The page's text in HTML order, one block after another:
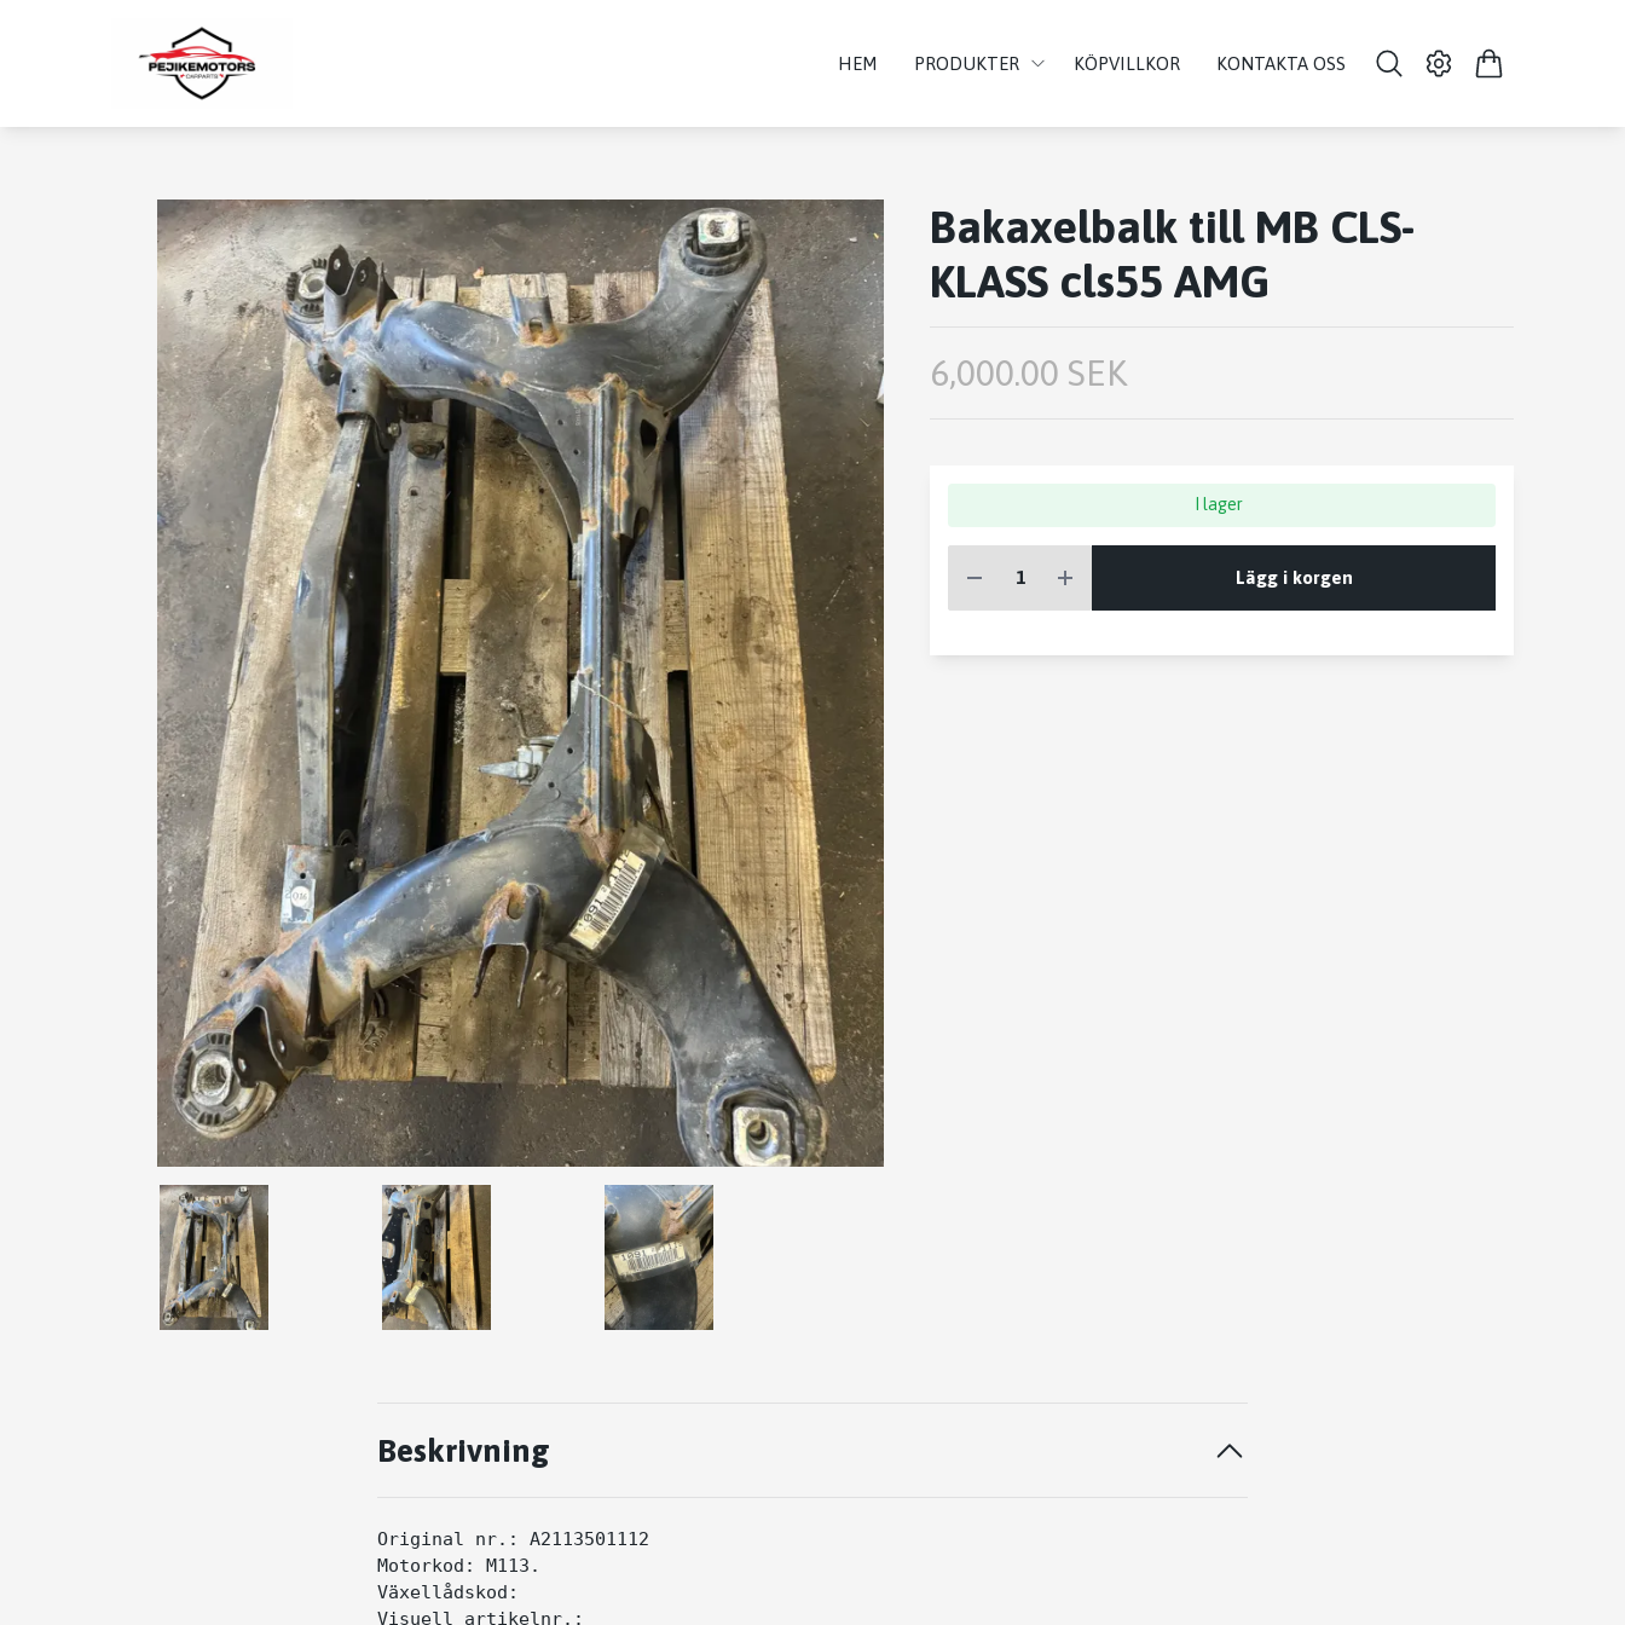
HEM PRODUKTER KÖPVILLKOR KONTAKTA OSS
Bakaxelbalk till MB CLS-
KLASS cls55 AMG
6,000.00 SEK
I lager
Lägg i korgen
Beskrivning
Original nr.: A2113501112
Motorkod: M113.
Växellådskod:
Visuell artikelnr.: